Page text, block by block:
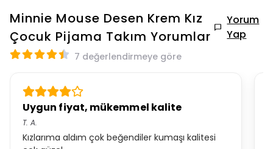
Minnie Mouse Desen Krem Kız
Çocuk Pijama Takım Yorumlar
Yorum
Yap
7 değerlendirmeye göre
Uygun fiyat, mükemmel kalite
T. A.
Kızlarıma aldım çok beğendiler kumaşı kalitesi